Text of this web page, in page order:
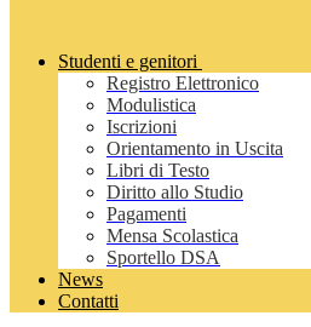
Studenti e genitori
Registro Elettronico
Modulistica
Iscrizioni
Orientamento in Uscita
Libri di Testo
Diritto allo Studio
Pagamenti
Mensa Scolastica
Sportello DSA
News
Contatti